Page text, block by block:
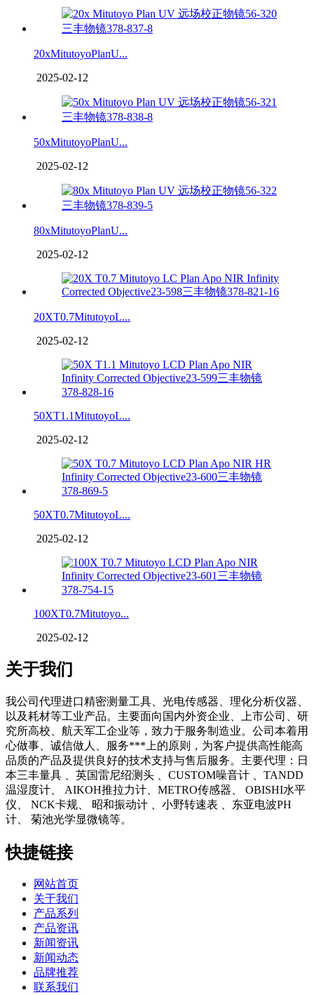
20xMitutoyoPlanU...
2025-02-12
50xMitutoyoPlanU...
2025-02-12
80xMitutoyoPlanU...
2025-02-12
20XT0.7MitutoyoL...
2025-02-12
50XT1.1MitutoyoL...
2025-02-12
50XT0.7MitutoyoL...
2025-02-12
100XT0.7Mitutoyo...
2025-02-12
关于我们
我公司代理进口精密测量工具、光电传感器、理化分析仪器、
以及耗材等工业产品。主要面向国内外资企业、上市公司、研
究所高校、航天军工企业等，致力于服务制造业。公司本着用
心做事、诚信做人、服务***上的原则，为客户提供高性能高
品质的产品及提供良好的技术支持与售后服务。主要代理：日
本三丰量具 、英国雷尼绍测头 、CUSTOM噪音计 、TANDD
温湿度计、 AIKOH推拉力计、METRO传感器、 OBISHI水平
仪、 NCK卡规、 昭和振动计 、小野转速表 、东亚电波PH
计、 菊池光学显微镜等。
快捷链接
网站首页
关于我们
产品系列
产品资讯
新闻资讯
新闻动态
品牌推荐
联系我们